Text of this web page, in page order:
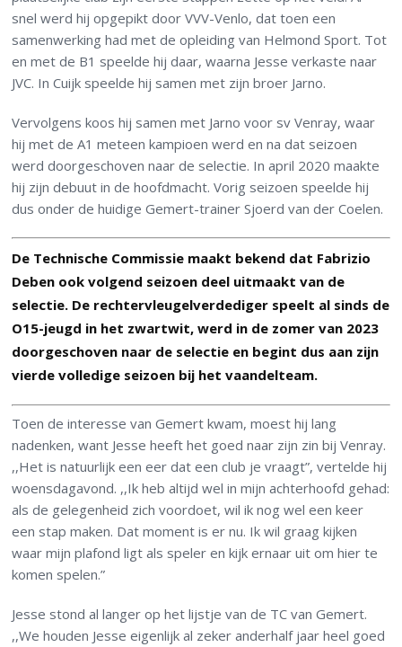
snel werd hij opgepikt door VVV-Venlo, dat toen een
samenwerking had met de opleiding van Helmond Sport. Tot
en met de B1 speelde hij daar, waarna Jesse verkaste naar
JVC. In Cuijk speelde hij samen met zijn broer Jarno.
Vervolgens koos hij samen met Jarno voor sv Venray, waar
hij met de A1 meteen kampioen werd en na dat seizoen
werd doorgeschoven naar de selectie. In april 2020 maakte
hij zijn debuut in de hoofdmacht. Vorig seizoen speelde hij
dus onder de huidige Gemert-trainer Sjoerd van der Coelen.
De Technische Commissie maakt bekend dat Fabrizio
Deben ook volgend seizoen deel uitmaakt van de
selectie. De rechtervleugelverdediger speelt al sinds de
O15-jeugd in het zwartwit, werd in de zomer van 2023
doorgeschoven naar de selectie en begint dus aan zijn
vierde volledige seizoen bij het vaandelteam.
Toen de interesse van Gemert kwam, moest hij lang
nadenken, want Jesse heeft het goed naar zijn zin bij Venray.
,,Het is natuurlijk een eer dat een club je vraagt”, vertelde hij
woensdagavond. ,,Ik heb altijd wel in mijn achterhoofd gehad:
als de gelegenheid zich voordoet, wil ik nog wel een keer
een stap maken. Dat moment is er nu. Ik wil graag kijken
waar mijn plafond ligt als speler en kijk ernaar uit om hier te
komen spelen.”
Jesse stond al langer op het lijstje van de TC van Gemert.
,,We houden Jesse eigenlijk al zeker anderhalf jaar heel goed